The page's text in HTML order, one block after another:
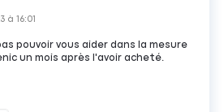
à16:01
pouvoir vous aider dans la mesure
un mois après l'avoir acheté.